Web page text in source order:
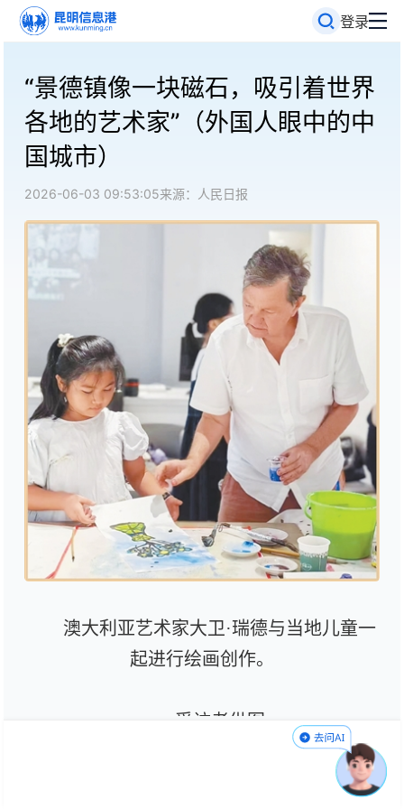
登录
“景德镇像一块磁石，吸引着世界
各地的艺术家”（外国人眼中的中
国城市）
2026-06-03 09:53:05来源：人民日报
澳大利亚艺术家大卫·瑞德与当地儿童一
起进行绘画创作。
受访者供图